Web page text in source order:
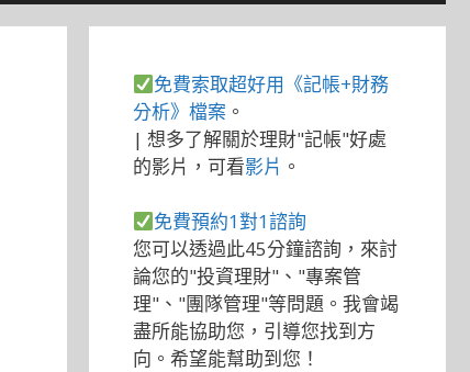
免費索取超好用《記帳+財務
分析》檔案 。
| 想多了解關於理財"記帳"好處
的影片，可看影片 。
免費預約1對1諮詢
您可以透過此45分鐘諮詢，來討
論您的"投資理財"、"專案管
理"、"團隊管理"等問題。我會竭
盡所能協助您，引導您找到方
向。希望能幫助到您！